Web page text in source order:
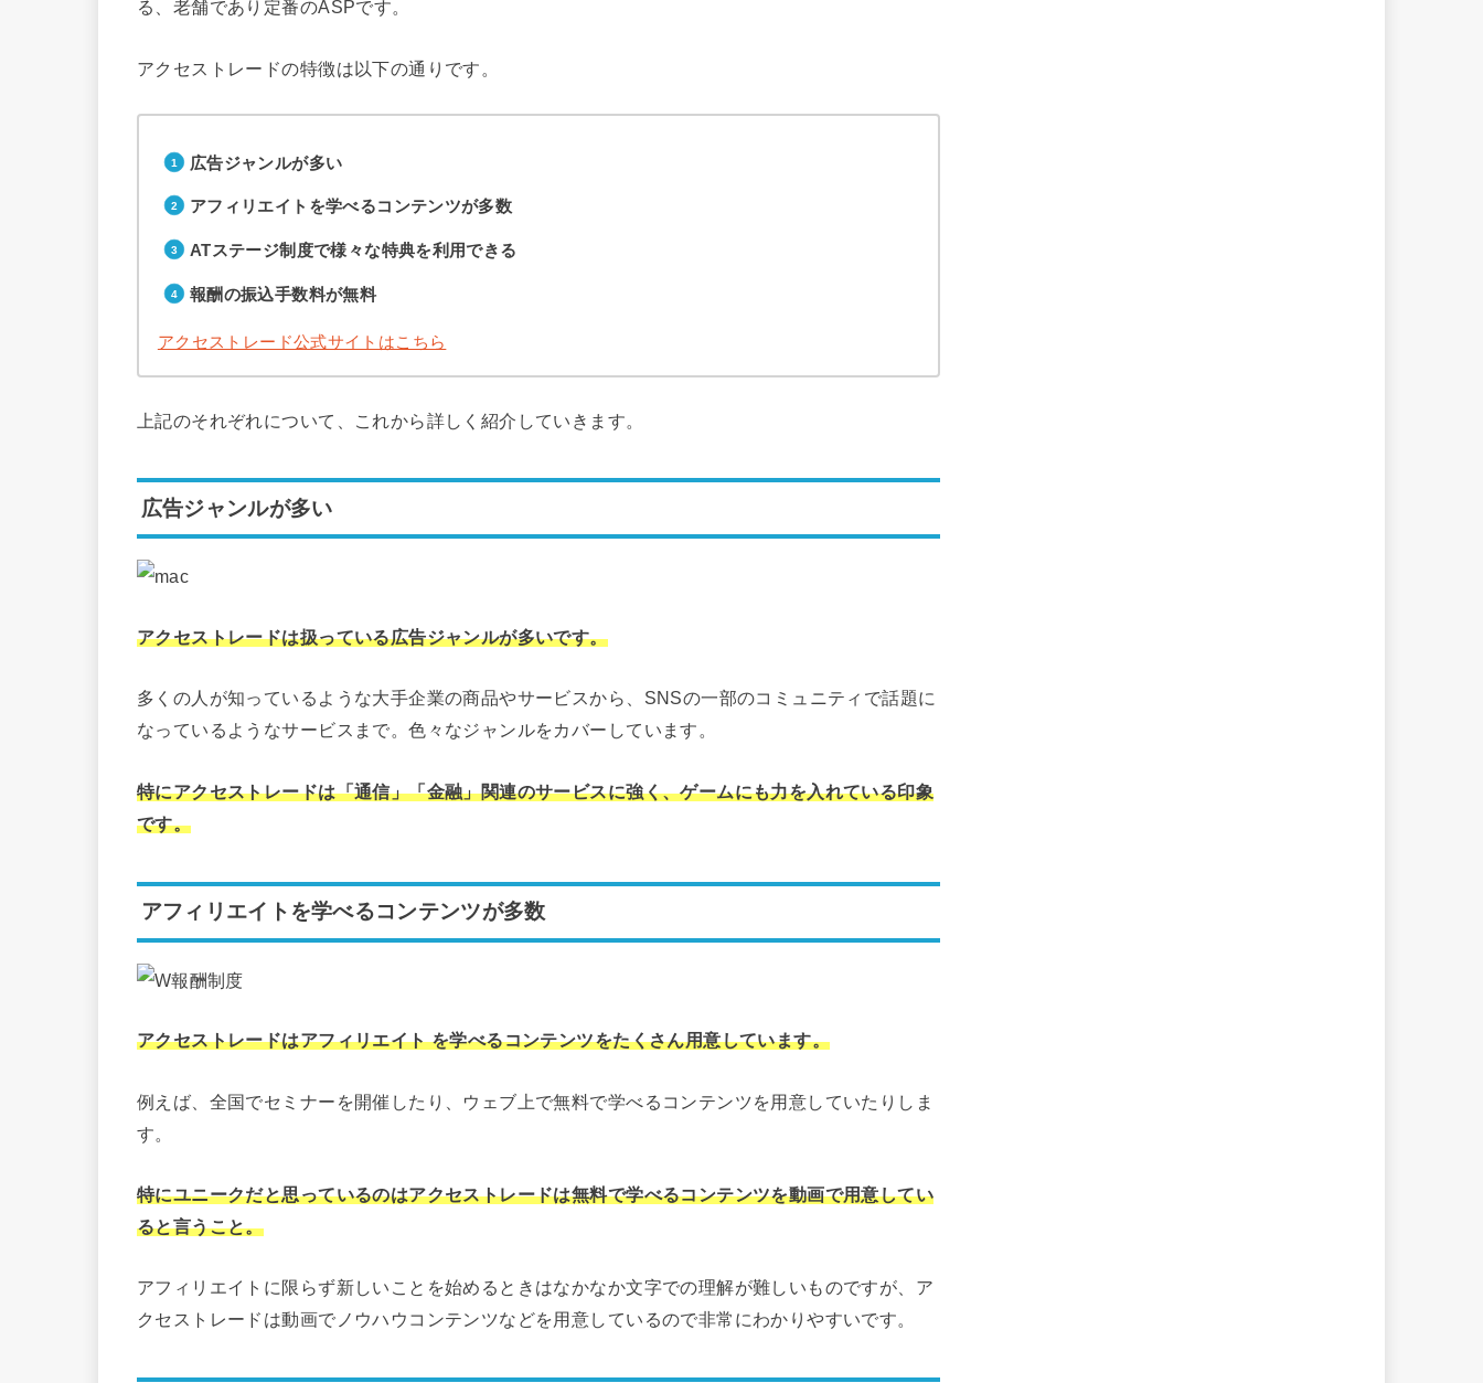
る、老舗であり定番のASPです。
アクセストレードの特徴は以下の通りです。
広告ジャンルが多い
アフィリエイトを学べるコンテンツが多数
ATステージ制度で様々な特典を利用できる
報酬の振込手数料が無料
アクセストレード公式サイトはこちら
上記のそれぞれについて、これから詳しく紹介していきます。
広告ジャンルが多い
アクセストレードは扱っている広告ジャンルが多いです。
多くの人が知っているような大手企業の商品やサービスから、SNSの一部のコミュニティで話題に
なっているようなサービスまで。色々なジャンルをカバーしています。
特にアクセストレードは「通信」「金融」関連のサービスに強く、ゲームにも力を入れている印象
です。
アフィリエイトを学べるコンテンツが多数
アクセストレードはアフィリエイト を学べるコンテンツをたくさん用意しています。
例えば、全国でセミナーを開催したり、ウェブ上で無料で学べるコンテンツを用意していたりしま
す。
特にユニークだと思っているのはアクセストレードは無料で学べるコンテンツを動画で用意してい
ると言うこと。
アフィリエイトに限らず新しいことを始めるときはなかなか文字での理解が難しいものですが、ア
クセストレードは動画でノウハウコンテンツなどを用意しているので非常にわかりやすいです。